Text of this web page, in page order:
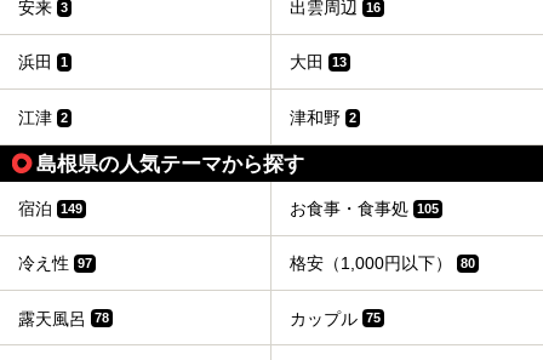
安来 3 出雲周辺 16
浜田 1 大田 13
江津 2 津和野 2
島根県の人気テーマから探す
宿泊 149 お食事・食事処 105
冷え性 97 格安（1,000円以下） 80
露天風呂 78 カップル 75